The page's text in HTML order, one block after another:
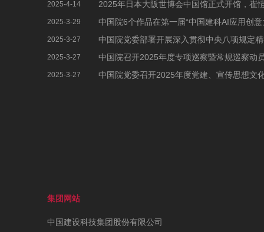
2025-4-14
2025-3-29
2025-3-27
2025-3-27 中国院召开2025年度专项巡察暨常规巡察动
2025-3-27
集团网站
中国建设科技集团股份有限公司